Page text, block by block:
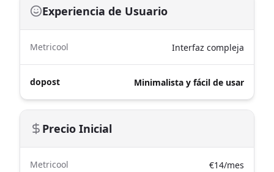
Experiencia de Usuario
Metricool Interfaz compleja
dopost Minimalista y fácil de usar
Precio Inicial
Metricool €14/mes